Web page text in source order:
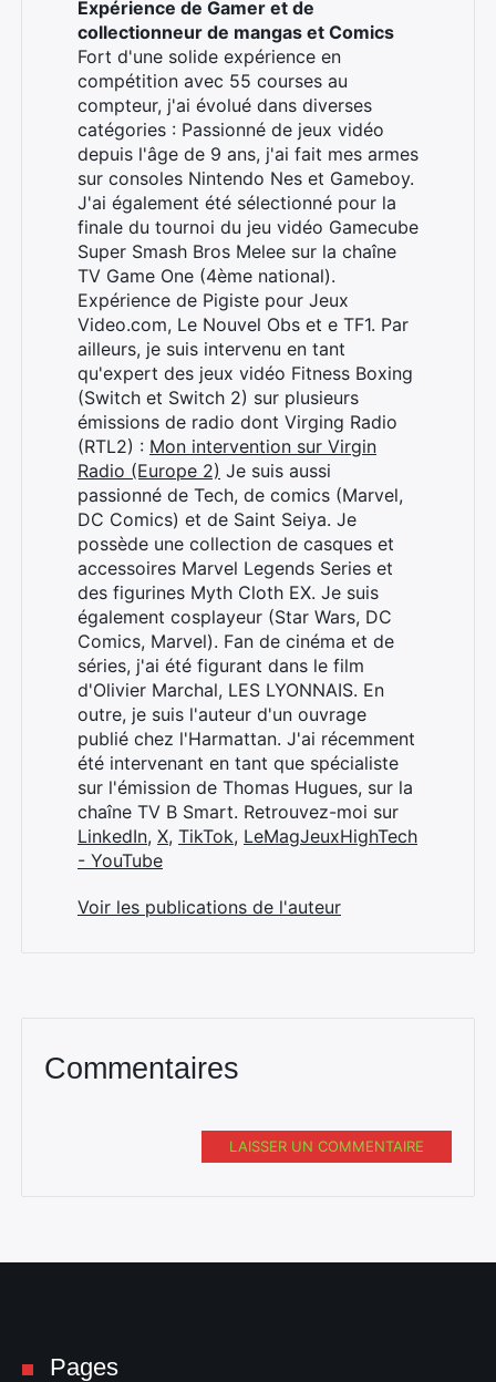
Expérience de Gamer et de
collectionneur de mangas et Comics
Fort d'une solide expérience en
compétition avec 55 courses au
compteur, j'ai évolué dans diverses
catégories : Passionné de jeux vidéo
depuis l'âge de 9 ans, j'ai fait mes armes
sur consoles Nintendo Nes et Gameboy.
J'ai également été sélectionné pour la
finale du tournoi du jeu vidéo Gamecube
Super Smash Bros Melee sur la chaîne
TV Game One (4ème national).
Expérience de Pigiste pour Jeux
Video.com, Le Nouvel Obs et e TF1. Par
ailleurs, je suis intervenu en tant
qu'expert des jeux vidéo Fitness Boxing
(Switch et Switch 2) sur plusieurs
émissions de radio dont Virging Radio
(RTL2) : Mon intervention sur Virgin
Radio (Europe 2) Je suis aussi
passionné de Tech, de comics (Marvel,
DC Comics) et de Saint Seiya. Je
possède une collection de casques et
accessoires Marvel Legends Series et
des figurines Myth Cloth EX. Je suis
également cosplayeur (Star Wars, DC
Comics, Marvel). Fan de cinéma et de
séries, j'ai été figurant dans le film
d'Olivier Marchal, LES LYONNAIS. En
outre, je suis l'auteur d'un ouvrage
publié chez l'Harmattan. J'ai récemment
été intervenant en tant que spécialiste
sur l'émission de Thomas Hugues, sur la
chaîne TV B Smart. Retrouvez-moi sur
LinkedIn, X, TikTok, LeMagJeuxHighTech
- YouTube
Voir les publications de l'auteur
Commentaires
LAISSER UN COMMENTAIRE
Pages
Rechercher